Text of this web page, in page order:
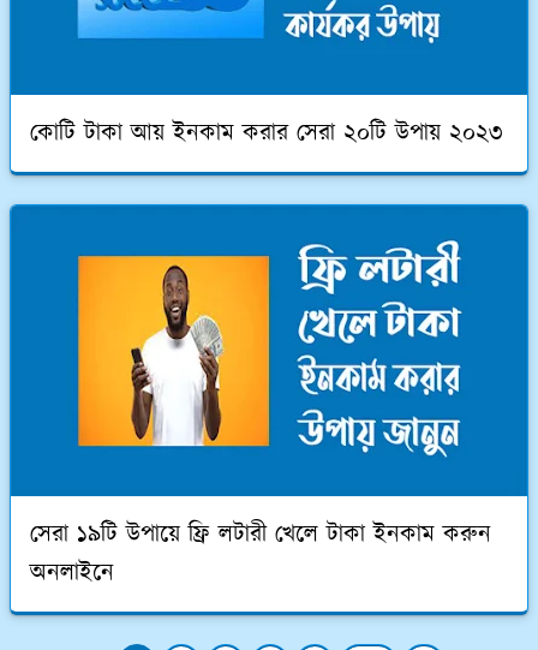
কোটি টাকা আয় ইনকাম করার সেরা ২০টি উপায় ২০২৩
সেরা ১৯টি উপায়ে ফ্রি লটারী খেলে টাকা ইনকাম করুন
অনলাইনে